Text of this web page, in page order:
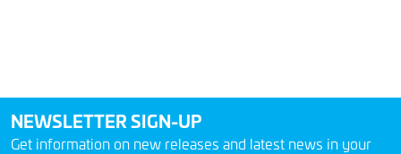
NEWSLETTER SIGN-UP
Get information on new releases and latest news in your